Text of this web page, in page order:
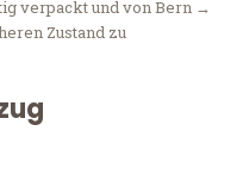
verpackt und von Bern →
Zustand zu